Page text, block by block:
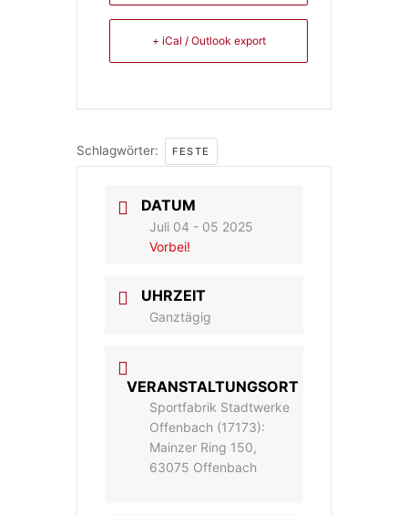
+ iCal / Outlook export
Schlagwörter: FESTE
DATUM
Juli 04 - 05 2025
Vorbei!
UHRZEIT
Ganztägig
VERANSTALTUNGSORT
Sportfabrik Stadtwerke
Offenbach (17173):
Mainzer Ring 150,
63075 Offenbach